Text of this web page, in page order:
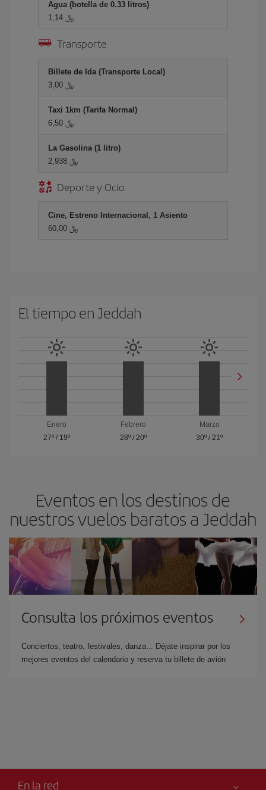
Agua (botella de 0.33 litros)
1,14 ﷼
Transporte
Billete de Ida (Transporte Local)
3,00 ﷼
Taxi 1km (Tarifa Normal)
6,50 ﷼
La Gasolina (1 litro)
2,938 ﷼
Deporte y Ocio
Cine, Estreno Internacional, 1 Asiento
60,00 ﷼
El tiempo en Jeddah
Enero
27º/ 19º
Febrero
28º/ 20º
Marzo
30º /21º
Eventos en los destinos de
nuestros vuelos baratos a Jeddah
Consulta los próximos eventos
Conciertos, teatro, festivales, danza... Déjate inspirar por los
mejores eventos del calendario y reserva tu billete de avión
En la red